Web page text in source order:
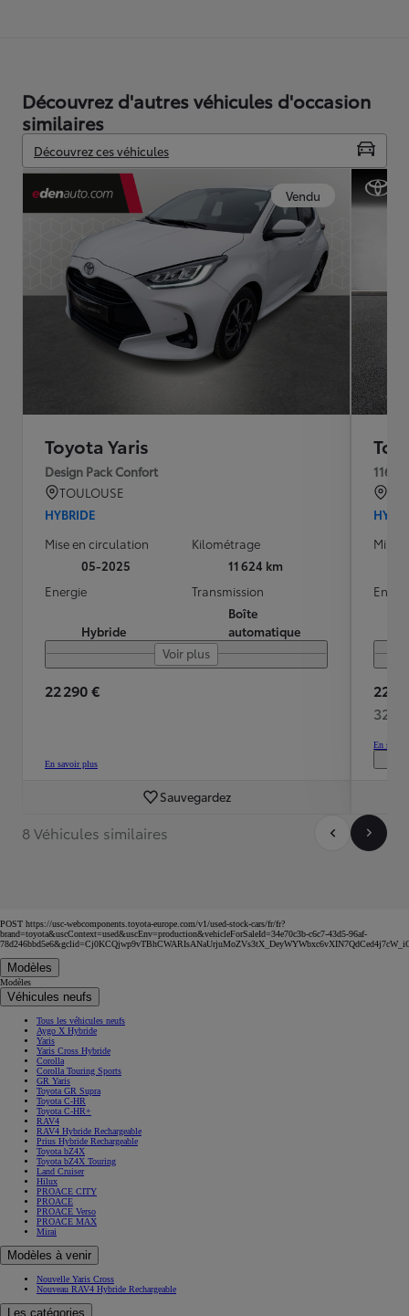
Découvrez d'autres véhicules d'occasion
similaires
Découvrez ces véhicules
Vendu
Toyota Yaris
Design Pack Confort
TOULOUSE
HYBRIDE
Mise en circulation
05-2025
Kilométrage
11 624 km
Energie
Hybride
Transmission
Boîte
automatique
Voir plus
22 290 €
En savoir plus
Sauvegardez
116h
Mise
22
320
En
8 Véhicules similaires
POST https://usc-webcomponents.toyota-europe.com/v1/used-stock-cars/fr/fr?
brand=toyota&uscContext=used&uscEnv=production&vehicleForSaleId=34e70c3b-c6c7-43d5-96af-
Modèles
Modèles
Véhicules neufs
Tous les véhicules neufs
Aygo X Hybride
Yaris
Yaris Cross Hybride
Corolla
Corolla Touring Sports
GR Yaris
Toyota GR Supra
Toyota C-HR
Toyota C-HR+
RAV4
RAV4 Hybride Rechargeable
Prius Hybride Rechargeable
Toyota bZ4X
Toyota bZ4X Touring
Land Cruiser
Hilux
PROACE CITY
PROACE
PROACE Verso
PROACE MAX
Mirai
Modèles à venir
Nouvelle Yaris Cross
Nouveau RAV4 Hybride Rechargeable
Les catégories